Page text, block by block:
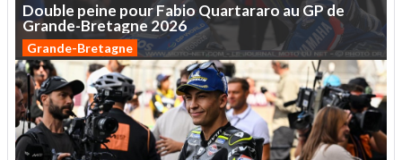
Double peine pourFabioQuartararo au GPde
Grande-Bretagne 2026
Grande-Bretagne